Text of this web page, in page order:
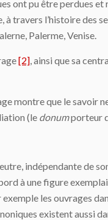
ont pu être perdues
à travers l’histoire
Palerme, Venise.
[2], ainsi que sa
montre que le savoir
(le donumporteur
indépendante de
à une figure
les ouvrages
existent aussi